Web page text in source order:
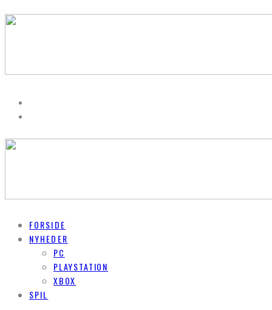
FORSIDE
NYHEDER
PC
PLAYSTATION
XBOX
SPIL